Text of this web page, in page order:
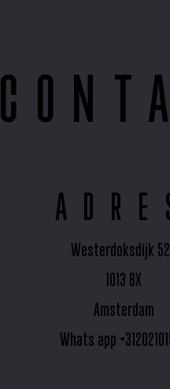
Westerdoksdijk
1013 BX
Amsterdam
Whats app